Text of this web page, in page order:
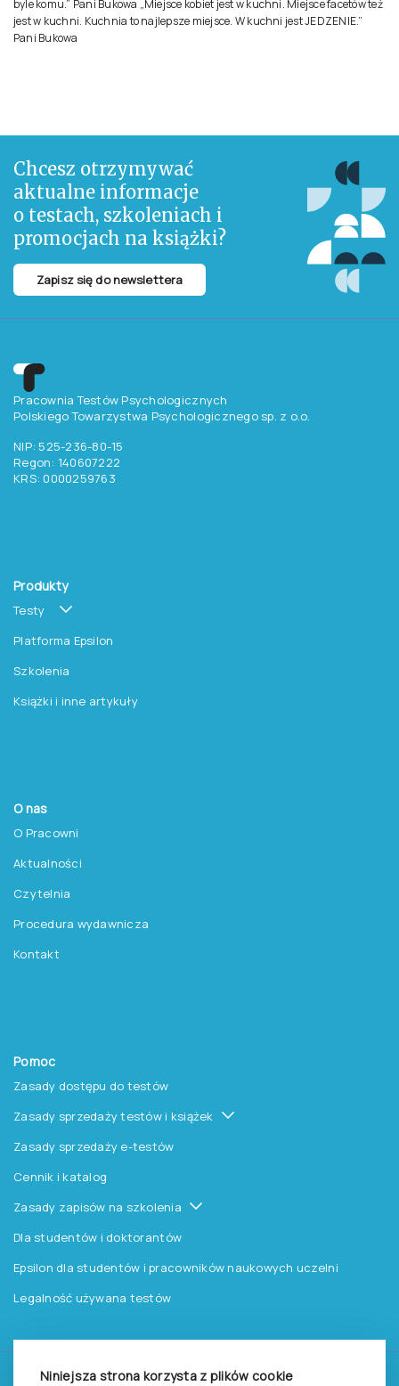
Niniejsza strona korzysta z plików cookie
byle komu.” Pani Bukowa „Miejsce kobiet jest w kuchni. Miejsce facetów też
jest w kuchni. Kuchnia to najlepsze miejsce. W kuchni jest JEDZENIE.”
Pani Bukowa
Chcesz otrzymywać
aktualne informacje
o testach, szkoleniach i
promocjach na książki?
Zapisz się do newslettera
Pracownia Testów Psychologicznych
Polskiego Towarzystwa Psychologicznego sp. z o.o.
NIP: 525-236-80-15
Regon: 140607222
KRS: 0000259763
Produkty
Testy
Platforma Epsilon
Szkolenia
Książki i inne artykuły
O nas
O Pracowni
Aktualności
Czytelnia
Procedura wydawnicza
Kontakt
Pomoc
Zasady dostępu do testów
Zasady sprzedaży testów i książek
Zasady sprzedaży e-testów
Cennik i katalog
Zasady zapisów na szkolenia
Dla studentów i doktorantów
Epsilon dla studentów i pracowników naukowych uczelni
Legalność używana testów